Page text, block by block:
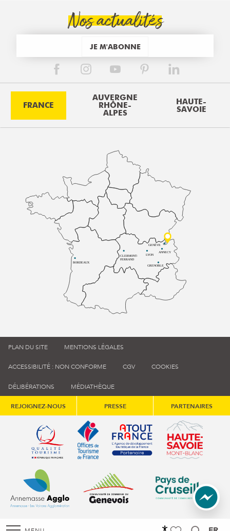
Nos actualités
JE M'ABONNE
FRANCE
AUVERGNE
RHÔNE-
ALPES
HAUTE-
SAVOIE
BORDEAUX
CLERMONT-
FERRAND
LYON
ANNECY
GRENOBLE
GENÈVE
PLAN DU SITE MENTIONS LÉGALES
ACCESSIBILITÉ : NON CONFORME CGV COOKIES
DÉLIBÉRATIONS MÉDIATHÈQUE
REJOIGNEZ-NOUS PRESSE PARTENAIRES
Qualité tourisme (s'ouvre dans une nouvelle fenêtre)
Office de tourisme de France (s'ouvre
Atout France (s'ouvre dans
Annemasse Agglo (s'ouvre dans une nouvelle fenêtre)
Communauté de communes du
Communauté de